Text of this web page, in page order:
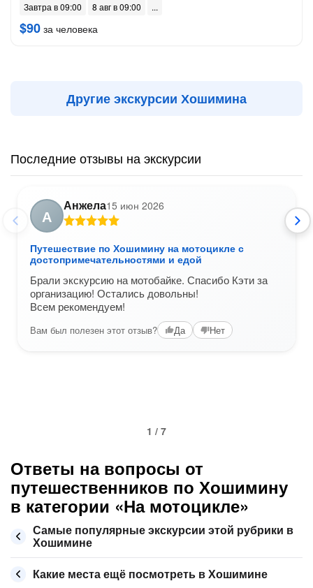
Завтра в 09:00 8 авг в 09:00
$90 за человека
Другие экскурсии Хошимина
Последние отзывы на экскурсии
А
Анжела15 июн 2026
Путешествие по Хошимину на мотоцикле с
достопримечательностями и едой
Брали экскурсию на мотобайке. Спасибо Кэти за
организацию! Остались довольны!
Всем рекомендуем!
Вам был полезен этот отзыв? Да Нет
1 / 7
Ответы на вопросы от
путешественников по Хошимину
в категории «На мотоцикле»
Самые популярные экскурсии этой рубрики в
Хошимине
Какие места ещё посмотреть в Хошимине